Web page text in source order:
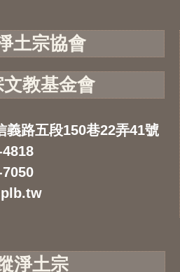
土宗協會
教基金會
義路五段150巷22弄41號
淨土宗